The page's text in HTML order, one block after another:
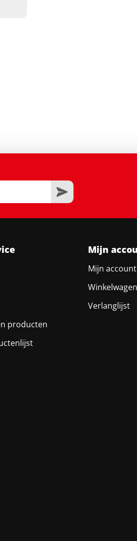
producten
Mijn
Mijn account
Winkelwagen
Verlanglijst